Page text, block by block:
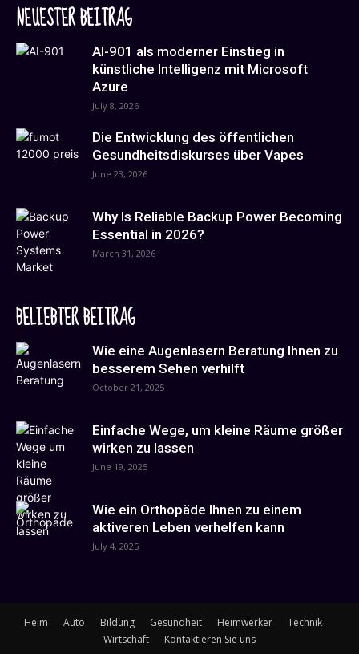
NEUESTER BEITRAG
AI-901 als moderner Einstieg in
künstliche Intelligenz mit Microsoft
Azure
July 8, 2026
Die Entwicklung des öffentlichen
Gesundheitsdiskurses über Vapes
June 23, 2026
Why Is Reliable Backup Power Becoming
Essential in 2026?
March 31, 2026
BELIEBTER BEITRAG
Wie eine Augenlasern Beratung Ihnen zu
besserem Sehen verhilft
October 21, 2025
Einfache Wege, um kleine Räume größer
wirken zu lassen
June 19, 2025
Wie ein Orthopäde Ihnen zu einem
aktiveren Leben verhelfen kann
July 4, 2025
Heim Auto Bildung Gesundheit Heimwerker
Technik
Wirtschaft
Kontaktieren Sie uns